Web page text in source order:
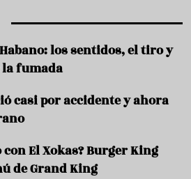
los sentidos, el tiro y
fumada
casi por accidente y ahora
con El Xokas? Burger King
de Grand King